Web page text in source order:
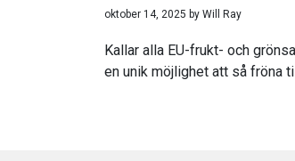
oktober 14, 2025 by Will Ray
Kallar alla EU-frukt- och
en unik möjlighet att så fröna